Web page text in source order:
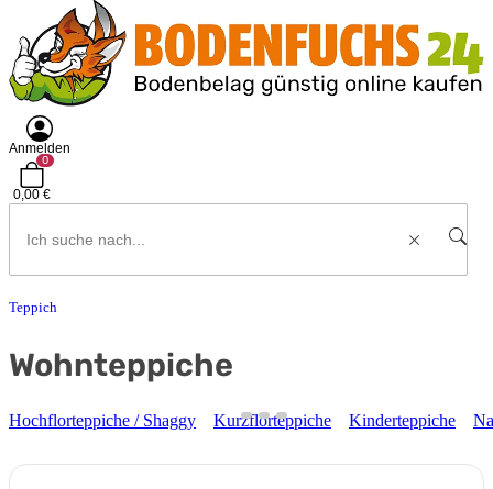
Anmelden
0
0,00 €
Teppich
Wohnteppiche
Hochflorteppiche / Shaggy Kurzflorteppiche Kinderteppiche